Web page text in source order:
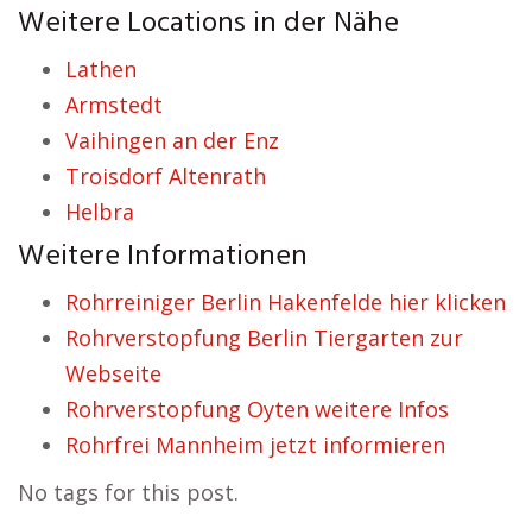
Weitere Locations in der Nähe
Lathen
Armstedt
Vaihingen an der Enz
Troisdorf Altenrath
Helbra
Weitere Informationen
Rohrreiniger Berlin Hakenfelde hier klicken
Rohrverstopfung Berlin Tiergarten zur
Webseite
Rohrverstopfung Oyten weitere Infos
Rohrfrei Mannheim jetzt informieren
No tags for this post.